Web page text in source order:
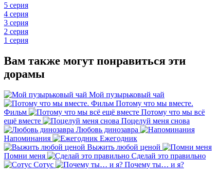
5 серия
4 серия
3 серия
2 серия
1 серия
Вам также могут понравиться эти
дорамы
Мой пузырьковый чай
Потому что мы вместе.
Фильм
Потому что мы всё
ещё вместе
Поцелуй меня снова
Любовь динозавра
Напоминания
Ежегодник
Выжить любой ценой
Помни меня
Сделай это правильно
Сотус
Почему ты… и я?